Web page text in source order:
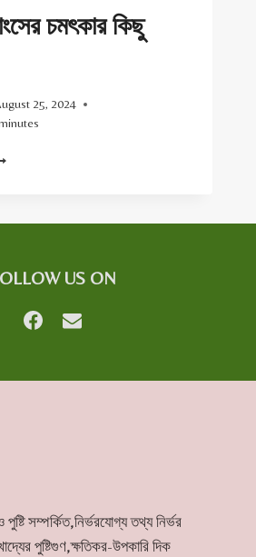
চমৎকার কিছু
25, 2024
US ON
সম্পর্কিত,নির্ভরযোগ্য তথ্য নির্ভর
পুষ্টিগুণ,ক্ষতিকর-উপকারি দিক